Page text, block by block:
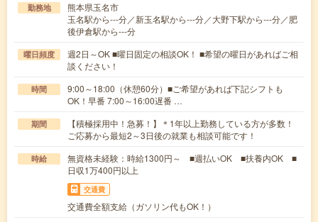
勤務地
熊本県玉名市
玉名駅から---分／新玉名駅から---分／大野下駅から---分／肥
後伊倉駅から---分
曜日頻度
週2日～OK ■曜日固定の相談OK！ ■希望の曜日があればご相
談ください！
時間
9:00～18:00（休憩60分）■ご希望があれば下記シフトも
OK！早番 7:00～16:00遅番 …
期間
【積極採用中！急募！】＊1年以上勤務している方が多数！
ご応募から最短2～3日後の就業も相談可能です！
時給
無資格未経験：時給1300円～ ■週払いOK ■扶養内OK ■
日収1万400円以上
交通費
交通費全額支給（ガソリン代もOK！）